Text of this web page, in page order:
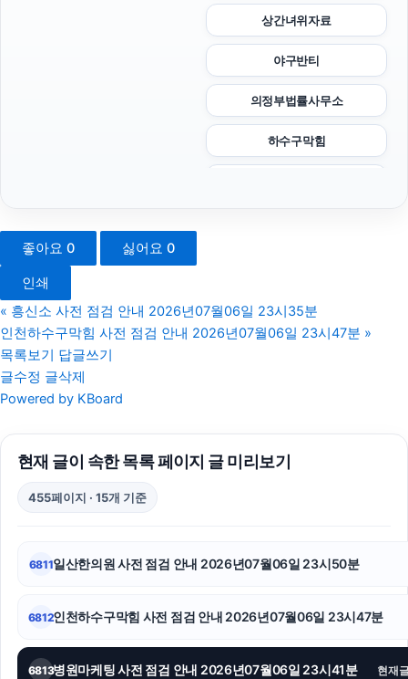
상간녀위자료
야구반티
의정부법률사무소
하수구막힘
강아지보호소
휴대폰소액결제
용산하수구막힘
수원법무법인
대구흥신소
좋아요 0 싫어요 0
인쇄
« 흥신소 사전 점검 안내 2026년07월06일 23시35분
인천하수구막힘 사전 점검 안내 2026년07월06일 23시47분 »
목록보기
답글쓰기
글수정 글삭제
Powered by KBoard
현재 글이 속한 목록 페이지 글 미리보기
455페이지 · 15개 기준
6811일산한의원 사전 점검 안내 2026년07월06일 23시50분
6812인천하수구막힘 사전 점검 안내 2026년07월06일 23시47분
6813병원마케팅 사전 점검 안내 2026년07월06일 23시41분 현재